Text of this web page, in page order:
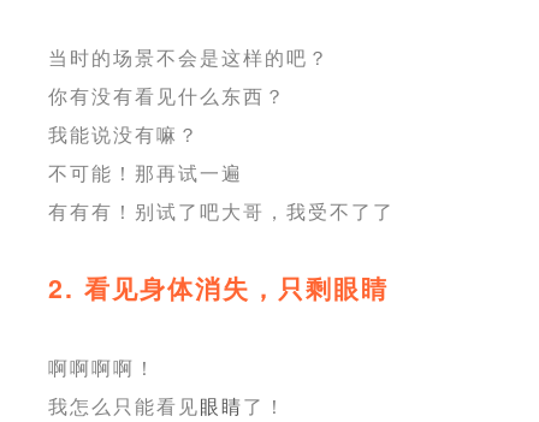
当时的场景不会是这样的吧？
你有没有看见什么东西？
我能说没有嘛？
不可能！那再试一遍
有有有！别试了吧大哥，我受不了了
2. 看见身体消失，只剩眼睛
啊啊啊啊！
我怎么只能看见眼睛了！